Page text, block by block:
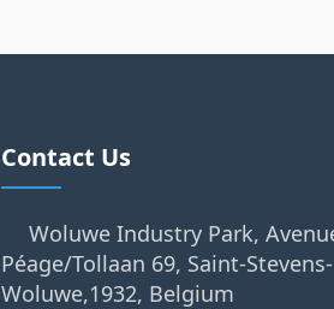
Contact Us
Woluwe Industry Park,
Péage/Tollaan 69, Saint-Stevens-
Woluwe,1932, Belgium